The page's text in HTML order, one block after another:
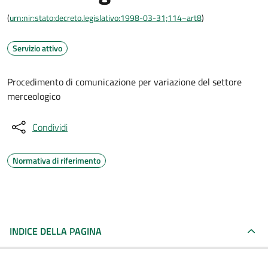
(urn:nir:stato:decreto.legislativo:1998-03-31;114~art8)
Servizio attivo
Procedimento di comunicazione per variazione del settore
merceologico
Condividi
Normativa di riferimento
INDICE DELLA PAGINA